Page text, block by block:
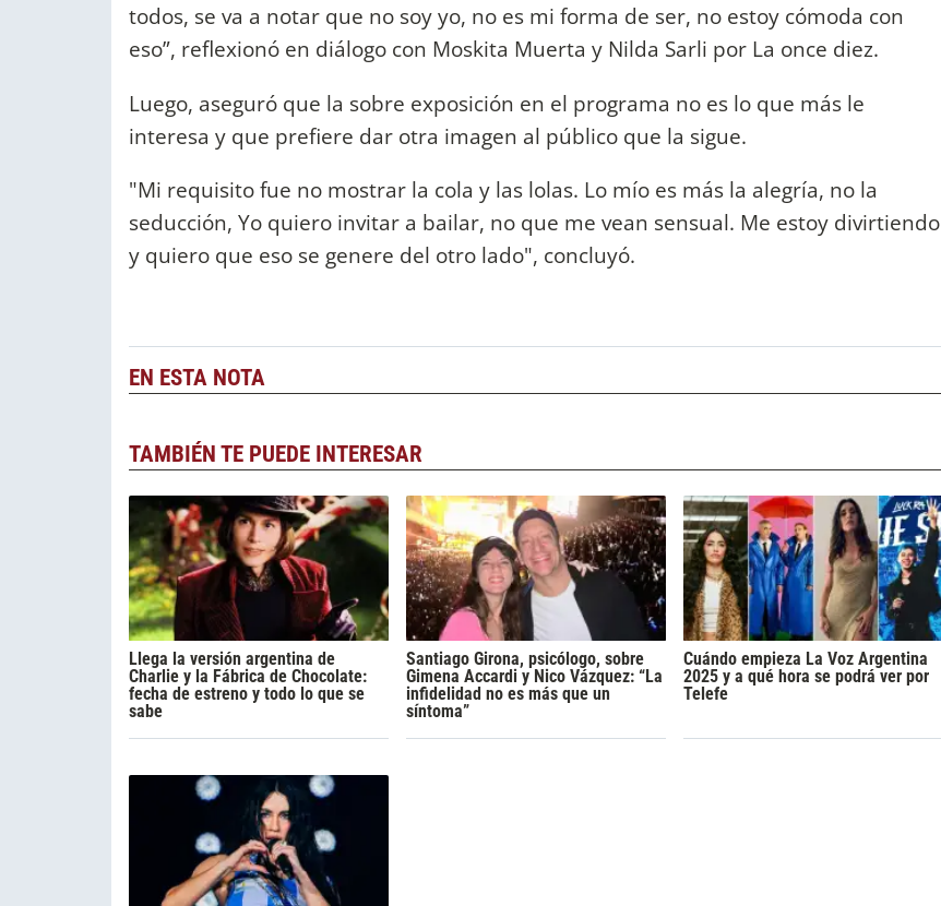
todos, se va a notar que no soy yo, no es mi forma de ser, no estoy cómoda con
eso”, reflexionó en diálogo con Moskita Muerta y Nilda Sarli por La once diez.
Luego, aseguró que la sobre exposición en el programa no es lo que más le
interesa y que prefiere dar otra imagen al público que la sigue.
"Mi requisito fue no mostrar la cola y las lolas. Lo mío es más la alegría, no la
seducción, Yo quiero invitar a bailar, no que me vean sensual. Me estoy divirtiendo
y quiero que eso se genere del otro lado", concluyó.
EN ESTA NOTA
TAMBIÉN TE PUEDE INTERESAR
Llega la versión argentina de
Charlie y la Fábrica de Chocolate:
fecha de estreno y todo lo que se
sabe
Santiago Girona, psicólogo, sobre
Gimena Accardi y Nico Vázquez: “La
infidelidad no es más que un
síntoma”
Cuándo empieza La Voz Argentina
2025 y a qué hora se podrá ver por
Telefe